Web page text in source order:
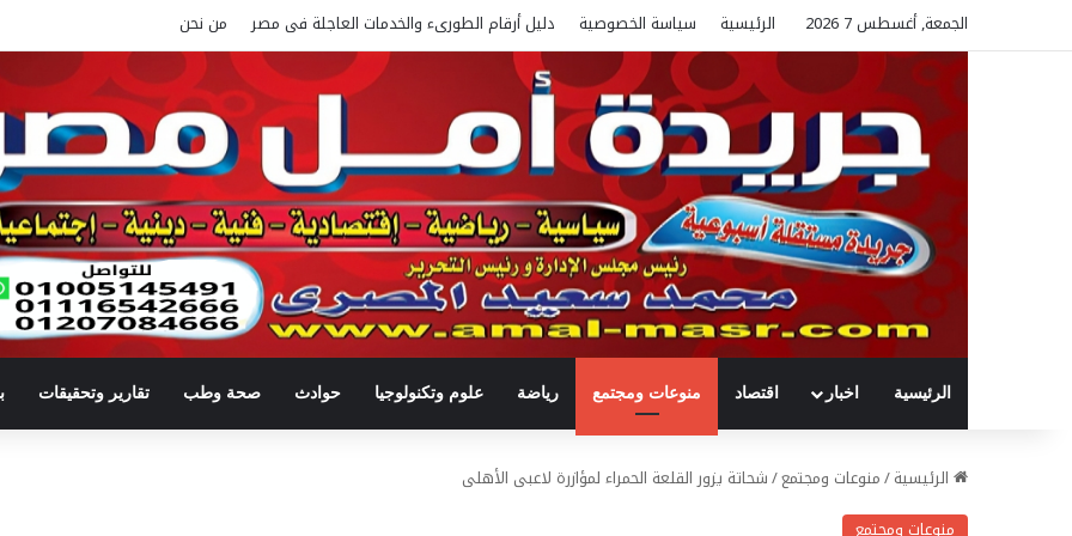
الجمعة, أغسطس 7 2026 الرئيسية سياسة الخصوصية دليل أرقام الطورىء والخدمات العاجلة فى مصر من نحن
الرئيسية اخبار اقتصاد منوعات ومجتمع رياضة علوم وتكنولوجيا حوادث صحة وطب تقارير وتحقيقات
الرئيسية/منوعات ومجتمع/شحاتة يزور القلعة الحمراء لمؤازرة لاعبى الأهلى
منوعات ومجتمع